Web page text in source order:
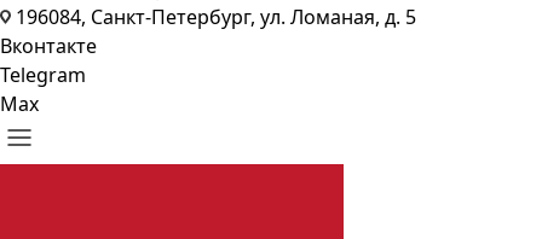
196084, Санкт-Петербург, ул. Ломаная, д. 5
Вконтакте
Telegram
Max